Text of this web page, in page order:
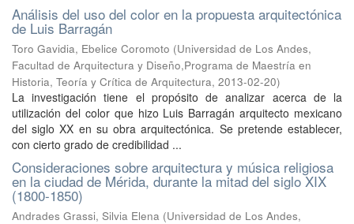
Análisis del uso del color en la propuesta arquitectónica
de Luis Barragán
Toro Gavidia, Ebelice Coromoto (Universidad de Los Andes,
Facultad de Arquitectura y Diseño,Programa de Maestría en
Historia, Teoría y Crítica de Arquitectura, 2013-02-20)
La investigación tiene el propósito de analizar acerca de la
utilización del color que hizo Luis Barragán arquitecto mexicano
del siglo XX en su obra arquitectónica. Se pretende establecer,
con cierto grado de credibilidad ...
Consideraciones sobre arquitectura y música religiosa
en la ciudad de Mérida, durante la mitad del siglo XIX
(1800-1850)
Andrades Grassi, Silvia Elena (Universidad de Los Andes,